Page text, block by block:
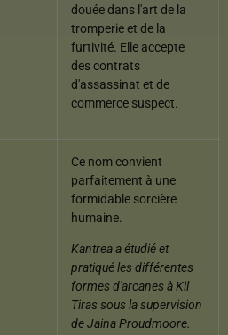
douée dans l'art de la
tromperie et de la
furtivité. Elle accepte
des contrats
d'assassinat et de
commerce suspect.
Ce nom convient
parfaitement à une
formidable sorcière
humaine.
Kantrea a étudié et
pratiqué les différentes
formes d'arcanes à Kil
Tiras sous la supervision
de Jaina Proudmoore.